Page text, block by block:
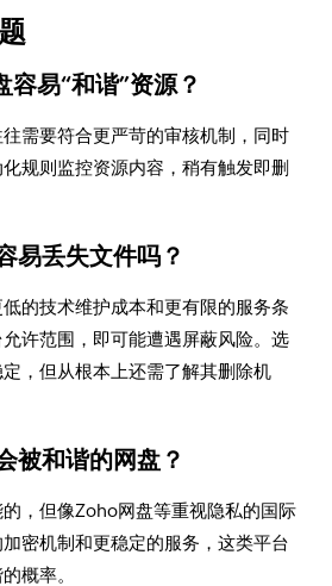
容易“和谐”资源？
需要符合更严苛的审核机制，同时
规则监控资源内容，稍有触发即删
易丢失文件吗？
的技术维护成本和更有限的服务条
许范围，即可能遭遇屏蔽风险。选
，但从根本上还需了解其删除机
被和谐的网盘？
，但像Zoho网盘等重视隐私的国际
密机制和更稳定的服务，这类平台
概率。